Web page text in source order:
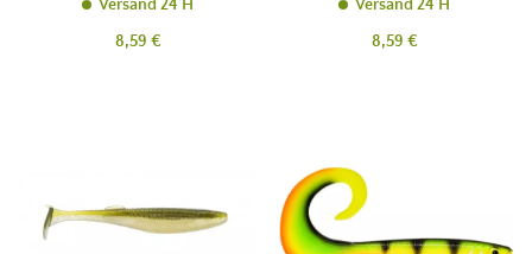
Versand 24 H
Preis
8,59 €
Versand 24 H
Preis
8,59 €